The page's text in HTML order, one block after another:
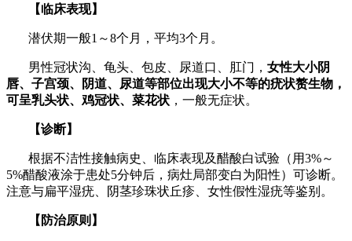
【临床表现】
潜伏期一般1～8个月，平均3个月。
男性冠状沟、龟头、包皮、尿道口、肛门， 女性大小阴
唇、子宫颈、阴道、尿道等部位出现大小不等的疣状赘生物，
可呈乳头状、鸡冠状、菜花状 ，一般无症状。
【诊断】
根据不洁性接触病史、临床表现及醋酸白试验（用3%～
5%醋酸液涂于患处5分钟后，病灶局部变白为阳性）可诊断。
注意与扁平湿疣、阴茎珍珠状丘疹、女性假性湿疣等鉴别。
【防治原则】